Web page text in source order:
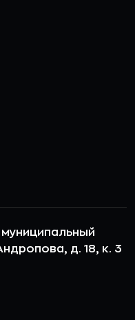
муниципальный
д. 18, к. 3